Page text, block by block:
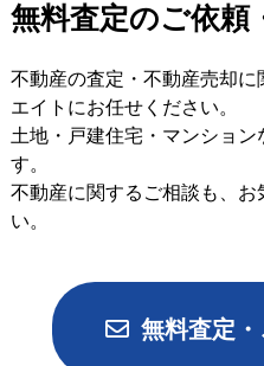
無料査定のご依頼
不動産の査定・不動産売却に
エイトにお任せください。
土地・戸建住宅・マンション
す。
不動産に関するご相談も、お
い。
無料査定